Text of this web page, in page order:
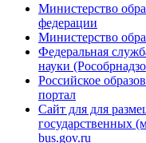
Министерство
федерации
Министерство
Федеральная
науки
Российское
портал
Сайт для для
государственных
bus.gov.ru